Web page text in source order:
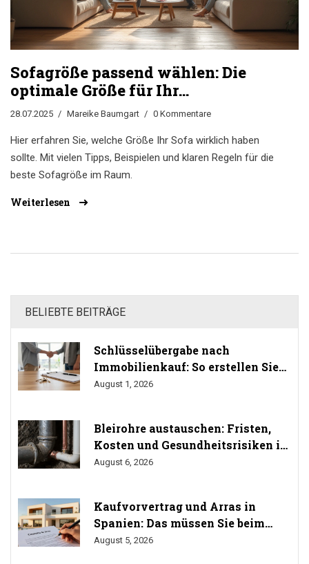
Sofagröße passend wählen: Die
optimale Größe für Ihr
Wohnzimmer
28.07.2025 Mareike Baumgart 0 Kommentare
Hier erfahren Sie, welche Größe Ihr Sofa wirklich haben
sollte. Mit vielen Tipps, Beispielen und klaren Regeln für die
beste Sofagröße im Raum.
Weiterlesen
BELIEBTE BEITRÄGE
Schlüsselübergabe nach
Immobilienkauf: So erstellen Sie
das Übergabeprotokoll richtig
August 1, 2026
Bleirohre austauschen: Fristen,
Kosten und Gesundheitsrisiken im
Trinkwasser
August 6, 2026
Kaufvorvertrag und Arras in
Spanien: Das müssen Sie beim
Immobilienkauf wissen
August 5, 2026